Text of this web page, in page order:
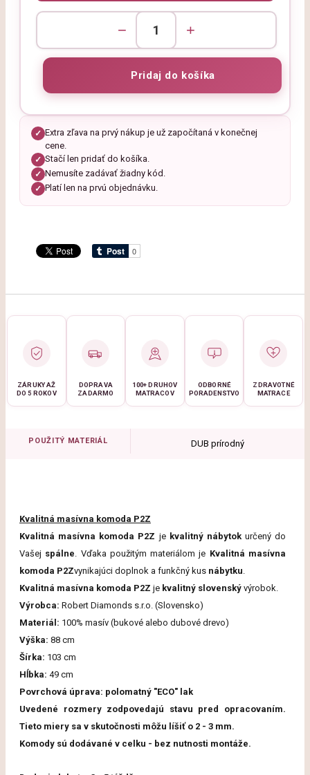
− +
✓ Extra zľava na prvý nákup je už započítaná v konečnej
cene.
✓ Stačí len pridať do košíka.
✓ Nemusíte zadávať žiadny kód.
✓ Platí len na prvú objednávku.
ZÁRUKY AŽ
DO 5 ROKOV
DOPRAVA
ZADARMO
100+ DRUHOV
MATRACOV
ODBORNÉ
PORADENSTVO
ZDRAVOTNÉ
MATRACE
POUŽITÝ MATERIÁL DUB prírodný
Kvalitná masívna komoda P2Z
Kvalitná masívna komoda P2Z jekvalitný nábytokurčený do
Vašej spálne . Vďaka použitým materiálom je Kvalitná masívna
komoda P2Zvynikajúci doplnok a funkčný kus nábytku
Kvalitná masívna komoda P2Z je kvalitný slovenský výrobok.
Výrobca: Robert Diamonds s.r.o. (Slovensko)
Materiál: 100% masív (bukové alebo dubové drevo)
Výška: 88 cm
Šírka: 103 cm
Hĺbka: 49 cm
Povrchová úprava: polomatný "ECO" lak
Uvedené rozmery zodpovedajú stavu pred opracovaním.
Tieto miery sa v skutočnosti môžu líšiť o 2 - 3 mm.
Komody sú dodávané v celku - bez nutnosti montáže.